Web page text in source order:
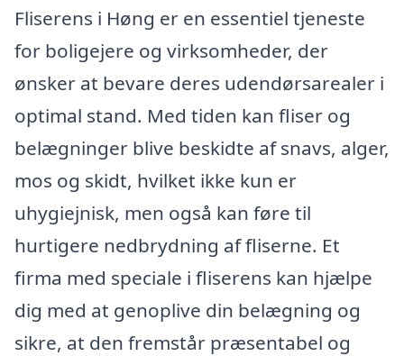
Fliserens i Høng er en essentiel tjeneste
for boligejere og virksomheder, der
ønsker at bevare deres udendørsarealer i
optimal stand. Med tiden kan fliser og
belægninger blive beskidte af snavs, alger,
mos og skidt, hvilket ikke kun er
uhygiejnisk, men også kan føre til
hurtigere nedbrydning af fliserne. Et
firma med speciale i fliserens kan hjælpe
dig med at genoplive din belægning og
sikre, at den fremstår præsentabel og